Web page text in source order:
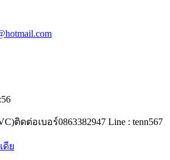
ติดต่อเบอร์0863382947 Line : tenn567
ดีย